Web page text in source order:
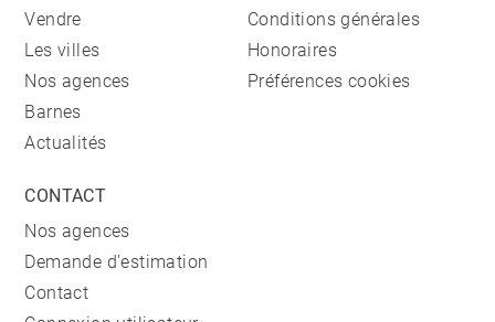
Vendre
Les villes
Nos agences
Barnes
Actualités
Conditions générales
Honoraires
Préférences cookies
CONTACT
Nos agences
Demande d'estimation
Contact